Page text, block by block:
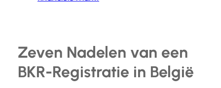
Zeven Nadelen van een
BKR-Registratie in België